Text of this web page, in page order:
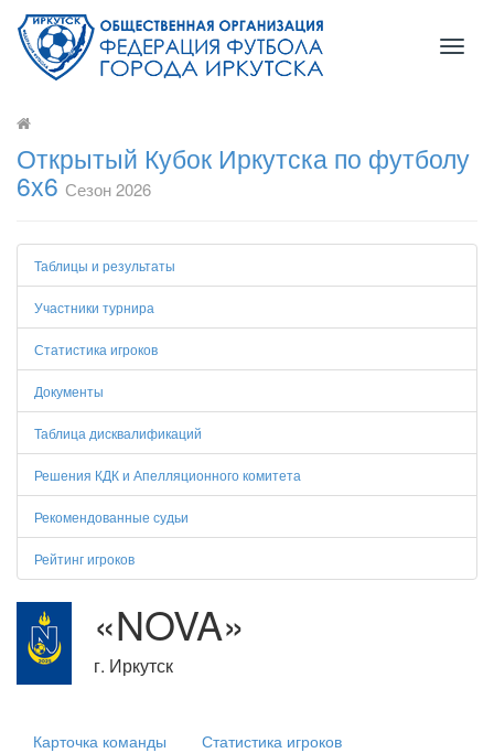
Открытый Кубок Иркутска по футболу
6х6 Сезон 2026
Таблицы и результаты
Участники турнира
Статистика игроков
Документы
Таблица дисквалификаций
Решения КДК и Апелляционного комитета
Рекомендованные судьи
Рейтинг игроков
«NOVA»
г. Иркутск
Карточка команды
Статистика игроков